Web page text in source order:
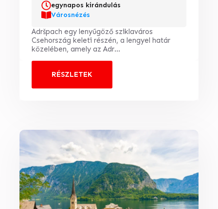
egynapos kirándulás
Városnézés
Adršpach egy lenyűgöző sziklaváros
Csehország keleti részén, a lengyel határ
közelében, amely az Adr...
RÉSZLETEK